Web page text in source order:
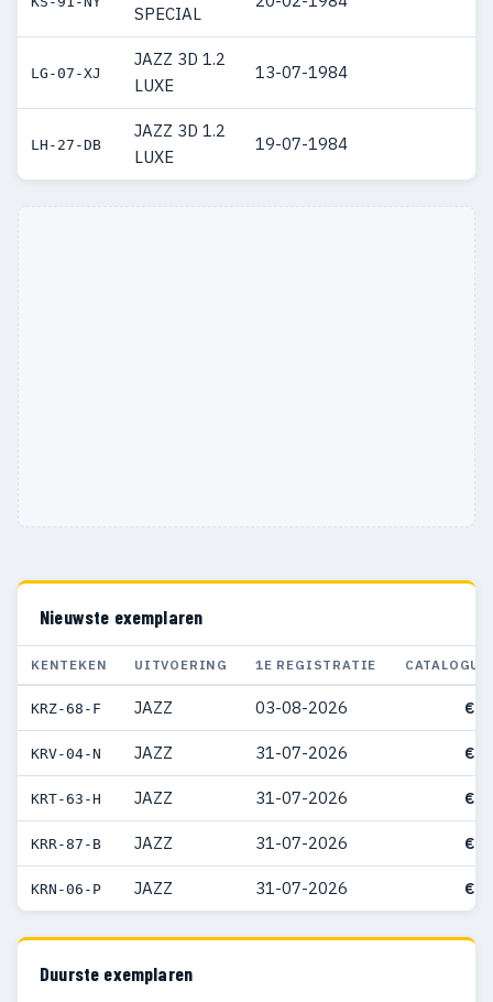
SPECIAL
LG-07-XJ
JAZZ 3D 1.2
LUXE
13-07-1984
LH-27-DB
JAZZ 3D 1.2
LUXE
19-07-1984
Nieuwste exemplaren
KENTEKEN UITVOERING 1E REGISTRATIE
KRZ-68-F JAZZ 03-08-2026 €
KRV-04-N JAZZ 31-07-2026 €
KRT-63-H JAZZ 31-07-2026 €
KRR-87-B JAZZ 31-07-2026 €
KRN-06-P JAZZ 31-07-2026 €
Duurste exemplaren